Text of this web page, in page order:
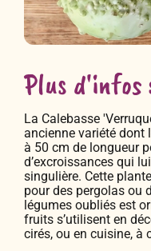
Plus
La Calebasse
ancienne variété dont
à 50 cm de longueur
d’excroissances qui
singulière. Cette
pour des pergolas ou
légumes oubliés est
fruits s’utilisent en
cirés, ou en cuisine, à